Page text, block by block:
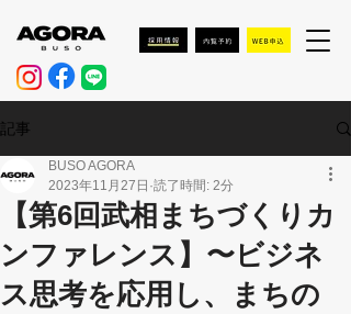
記事
【第6回武相まちづくりカ
ンファレンス】〜ビジネ
ス思考を応用し、まちの
BUSO AGORA
2023年11月27日 読了時間: 2分